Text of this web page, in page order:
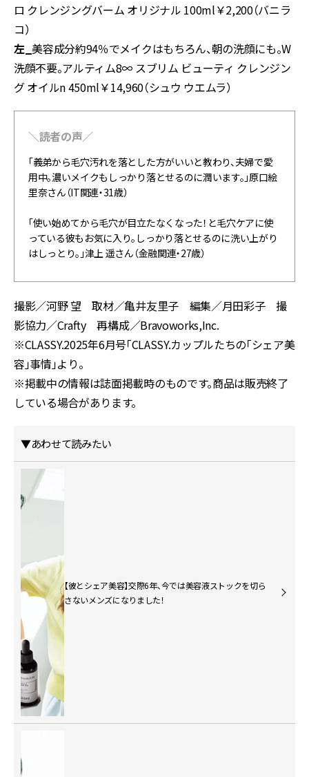
ロ クレンジングバーム オリジナル 100ml￥2,200（バニラ
コ）
左_美容成分約94％でメイクはもちろん、朝の洗顔にも。W
洗顔不要。アルティム8∞ スブリム ビューティ クレンジン
グ オイルn 450ml￥14,960（シュウ ウエムラ）
＼読者の声／
「義弟から毛穴汚れを落とした方がいいと教わり、夫婦で愛
用中。濃いメイクもしっかり落とせるのに潤います。」原口絵
里奈さん（IT関連・31歳）
「使い始めてから毛穴が目立たなくなった！と毛穴ケアに使
っている彼もお気に入り。しっかり落とせるのに洗い上がり
はしっとり。」津上 遥さん（金融関連・27歳）
撮影／河野 望 取材／亀井友里子 編集／月田彩子 撮
影協力／Crafty 再構成／Bravoworks,Inc.
※CLASSY.2025年6月号「CLASSY.カップルたちの「シェア美
容」事情」より。
※掲載中の情報は誌面掲載時のものです。商品は販売終了
している場合があります。
▼あわせて読みたい
【彼とシェア美容】交際6年、今では美容液ストックを切ら
さないメンズになりました！